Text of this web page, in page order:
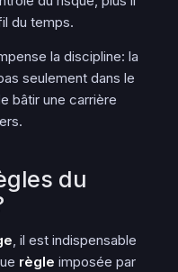
du temps.
la discipline: la
seulement dans le
bâtir une carrière
du
, il est indispensable
règle imposée par